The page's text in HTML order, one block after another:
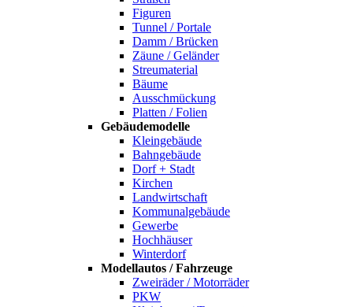
Figuren
Tunnel / Portale
Damm / Brücken
Zäune / Geländer
Streumaterial
Bäume
Ausschmückung
Platten / Folien
Gebäudemodelle
Kleingebäude
Bahngebäude
Dorf + Stadt
Kirchen
Landwirtschaft
Kommunalgebäude
Gewerbe
Hochhäuser
Winterdorf
Modellautos / Fahrzeuge
Zweiräder / Motorräder
PKW